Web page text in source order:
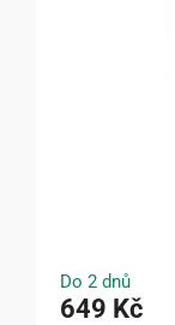
Do 2 dnů
649 Kč